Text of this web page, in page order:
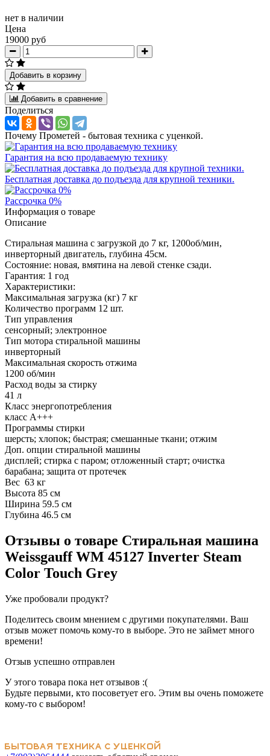
нет в наличии
Цена
19000 руб
Добавить в корзину
Добавить в сравнение
Поделиться
Почему Прометей - бытовая техника с уценкой.
Гарантия на всю продаваемую технику
Бесплатная доставка до подъезда для крупной техники.
Рассрочка 0%
Информация о товаре
Описание
Стиральная машина с загрузкой до 7 кг, 1200об/мин,
инверторный двигатель, глубина 45см.
Состояние: новая, вмятина на левой стенке сзади.
Гарантия: 1 год
Характеристики:
Максимальная загрузка (кг) 7 кг
Количество программ 12 шт.
Тип управления
сенсорный; электронное
Тип мотора стиральной машины
инверторный
Максимальная скорость отжима
1200 об/мин
Расход воды за стирку
41 л
Класс энергопотребления
класс A+++
Программы стирки
шерсть; хлопок; быстрая; смешанные ткани; отжим
Доп. опции стиральной машины
дисплей; стирка с паром; отложенный старт; очистка
барабана; защита от протечек
Вес 63 кг
Высота 85 см
Ширина 59.5 см
Глубина 46.5 см
Отзывы о товаре Стиральная машина
Weissgauff WM 45127 Inverter Steam
Color Touch Grey
Уже пробовали продукт?
Поделитесь своим мнением с другими покупателями. Ваш
отзыв может помочь кому-то в выборе. Это не займет много
времени!
Отзыв успешно отправлен
У этого товара пока нет отзывов :(
Будьте первыми, кто посоветует его. Этим вы очень поможете
кому-то с выбором!